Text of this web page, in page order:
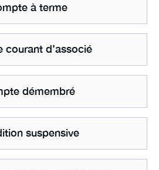
à terme
courant d’associé
démembré
suspensive